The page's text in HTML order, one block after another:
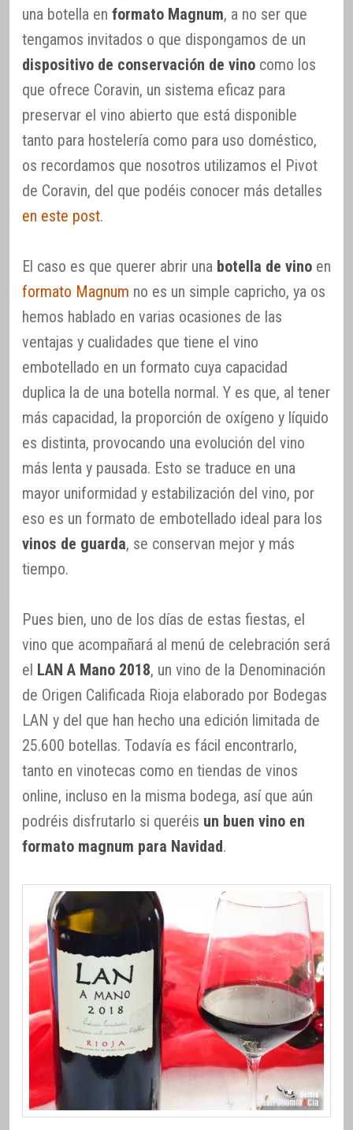
una botella en formato Magnum, a no ser que
tengamos invitados o que dispongamos de un
dispositivo de conservación de vino como los
que ofrece Coravin, un sistema eficaz para
preservar el vino abierto que está disponible
tanto para hostelería como para uso doméstico,
os recordamos que nosotros utilizamos el Pivot
de Coravin, del que podéis conocer más detalles
en este post.
El caso es que querer abrir una botella de vino en
formato Magnum no es un simple capricho, ya os
hemos hablado en varias ocasiones de las
ventajas y cualidades que tiene el vino
embotellado en un formato cuya capacidad
duplica la de una botella normal. Y es que, al tener
más capacidad, la proporción de oxígeno y líquido
es distinta, provocando una evolución del vino
más lenta y pausada. Esto se traduce en una
mayor uniformidad y estabilización del vino, por
eso es un formato de embotellado ideal para los
vinos de guarda, se conservan mejor y más
tiempo.
Pues bien, uno de los días de estas fiestas, el
vino que acompañará al menú de celebración será
el LAN A Mano 2018, un vino de la Denominación
de Origen Calificada Rioja elaborado por Bodegas
LAN y del que han hecho una edición limitada de
25.600 botellas. Todavía es fácil encontrarlo,
tanto en vinotecas como en tiendas de vinos
online, incluso en la misma bodega, así que aún
podréis disfrutarlo si queréis un buen vino en
formato magnum para Navidad.